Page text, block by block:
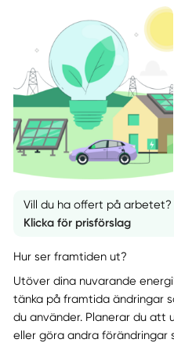
Vill du ha offert på arbetet?
Klicka för prisförslag
Hur ser framtiden ut?
Utöver dina nuvarande
tänka på framtida ändringar
du använder. Planerar du att
eller göra andra förändringar